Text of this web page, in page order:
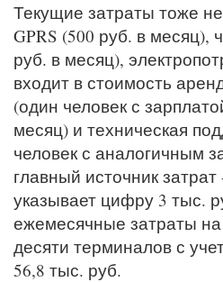
Текущие затраты тоже
GPRS (500 руб. в месяц),
руб. в месяц),
входит в стоимость
(один человек с
месяц) и техническая
человек с аналогичным
главный источник
указывает цифру 3 тыс.
ежемесячные затраты
десяти терминалов с
56,8 тыс. руб.